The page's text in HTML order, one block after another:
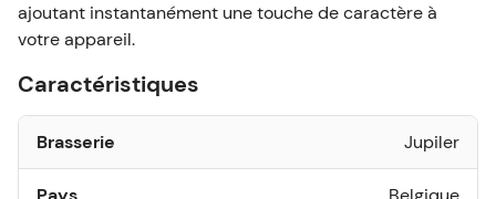
ajoutant instantanément une touche de caractère à
votre appareil.
Caractéristiques
Brasserie Jupiler